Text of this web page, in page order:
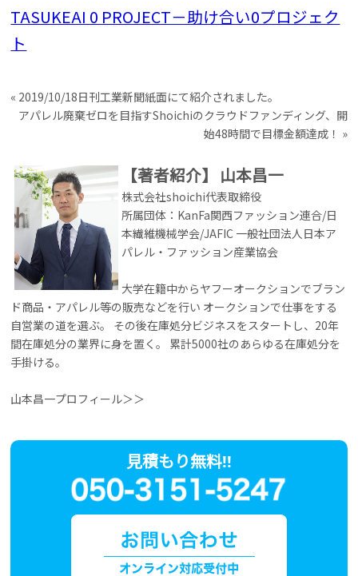
TASUKEAI 0 PROJECT－助け合い0プロジェク
ト
« 2019/10/18日刊工業新聞紙面にて紹介されました。
アパレル廃棄ゼロを目指すShoichiのクラウドファンディング、開
始48時間で目標金額達成！ »
【著者紹介】 山本昌一
株式会社shoichi代表取締役
所属団体：KanFa関西ファッション連合/日
本繊維機械学会/JAFIC 一般社団法人日本ア
パレル・ファッション産業協会
大学在籍中からヤフーオークションでブラン
ド商品・アパレル等の販売などを行い オークションで仕事をする
自営業の道を選ぶ。 その後在庫処分ビジネスをスタートし、20年
間在庫処分の業界に身を置く。 累計5000社のあらゆる在庫処分を
手掛ける。
山本昌一プロフィール＞＞
見積もり無料!!